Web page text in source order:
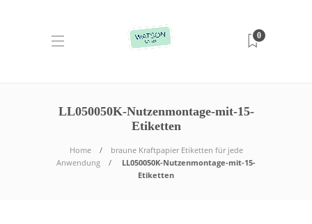
0
LL050050K-Nutzenmontage-mit-15-
Etiketten
Home
braune Kraftpapier Etiketten für jede
Anwendung
LL050050K-Nutzenmontage-mit-15-
Etiketten